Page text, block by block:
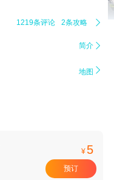
1219条评论 2条攻略 
简介 
地图 
¥ 5
预订